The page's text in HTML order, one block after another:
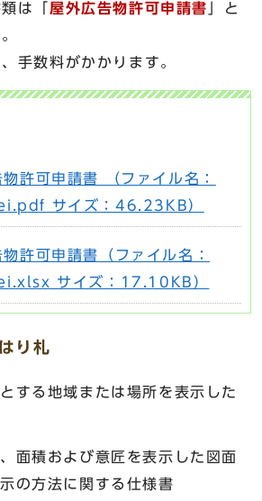
は「 屋外広告物許可申請書
」と
手数料がかかります。
許可申請書 （ファイル名：
サイズ：46.23KB）
許可申請書（ファイル名：
サイズ：17.10KB）
り札
する地域または場所を表示した
面積および意匠を表示した図面
の方法に関する仕様書